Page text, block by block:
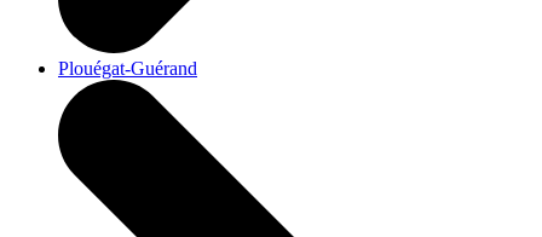
Plouégat-Guérand